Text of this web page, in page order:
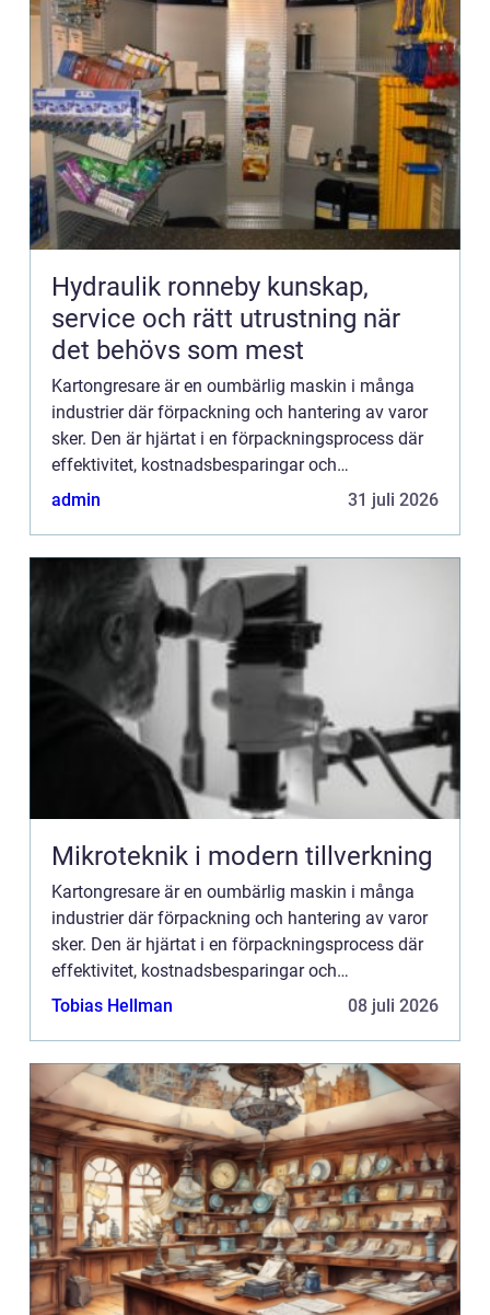
Hydraulik ronneby kunskap,
service och rätt utrustning när
det behövs som mest
Kartongresare är en oumbärlig maskin i många
industrier där förpackning och hantering av varor
sker. Den är hjärtat i en förpackningsprocess där
effektivitet, kostnadsbesparingar och
tillförlitlighet...
admin 31 juli 2026
Mikroteknik i modern tillverkning
Kartongresare är en oumbärlig maskin i många
industrier där förpackning och hantering av varor
sker. Den är hjärtat i en förpackningsprocess där
effektivitet, kostnadsbesparingar och
tillförlitlighet...
Tobias Hellman 08 juli 2026